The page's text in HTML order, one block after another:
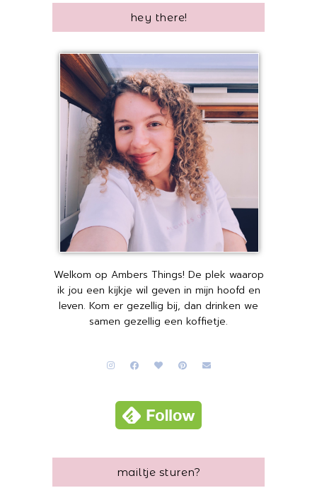
hey there!
Welkom op Ambers Things! De plek waarop
ik jou een kijkje wil geven in mijn hoofd en
leven. Kom er gezellig bij, dan drinken we
samen gezellig een koffietje.
mailtje sturen?